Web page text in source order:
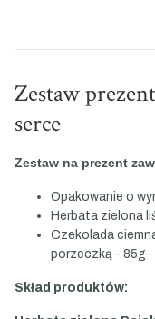
Zestaw
serce
Zestaw na prezent
Opakowanie o
Herbata zielona
Czekolada
porzeczką - 85g
Skład produktów: